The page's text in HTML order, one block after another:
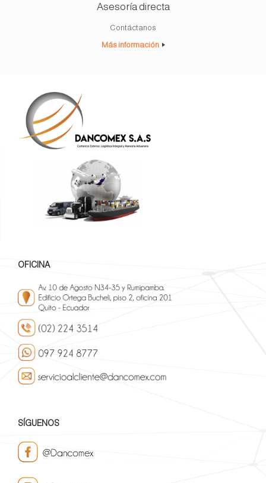
Asesoría directa
Contáctanos
Más información
OFICINA
SÍGUENOS